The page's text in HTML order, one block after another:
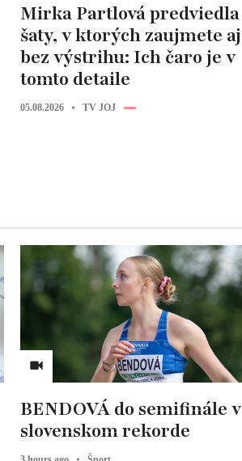
Mirka Partlová predviedla
šaty, v ktorých zaujmete aj
bez výstrihu: Ich čaro je v
tomto detaile
05.08.2026 TV JOJ
BENDOVÁ do semifinále v
slovenskom rekorde